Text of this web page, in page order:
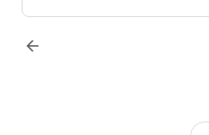
arrow_forward